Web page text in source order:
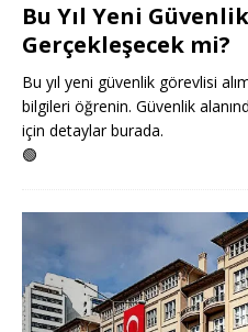
Bu Yıl Yeni
Gerçekleşecek mi?
Bu yıl yeni güvenlik görevlisi
bilgileri öğrenin. Güvenlik
için detaylar burada.
🟢